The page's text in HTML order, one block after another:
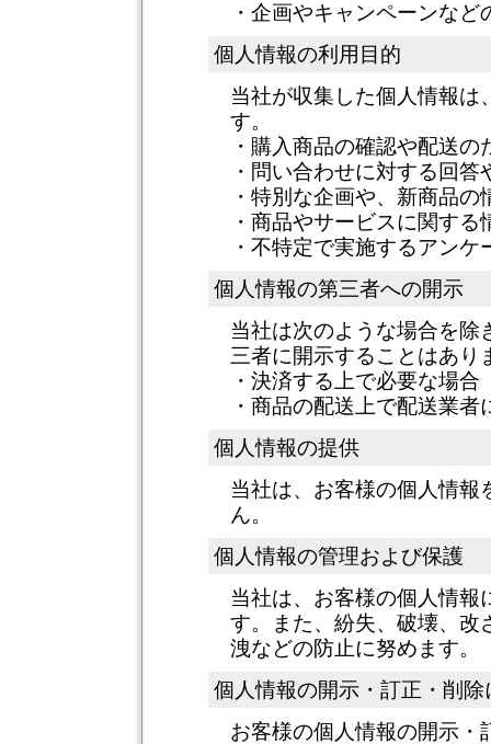
・企画やキャンペーンなど
個人情報の利用目的
当社が収集した個人情報は
す。
・購入商品の確認や配送の
・問い合わせに対する回
・特別な企画や、新商品
・商品やサービスに関す
・不特定で実施するアン
個人情報の第三者への開示
当社は次のような場合を除
三者に開示することはあり
・決済する上で必要な場合
・商品の配送上で配送業者
個人情報の提供
当社は、お客様の個人情報
ん。
個人情報の管理および保護
当社は、お客様の個人情報
す。また、紛失、破壊、改
洩などの防止に努めます。
個人情報の開示・訂正・削
お客様の個人情報の開示・